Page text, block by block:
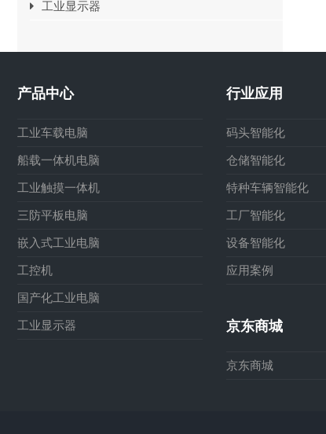
工业显示器
产品中心
工业车载电脑
船载一体机电脑
工业触摸一体机
三防平板电脑
嵌入式工业电脑
工控机
国产化工业电脑
工业显示器
行业应用
码头智能化
仓储智能化
特种车辆智能化
工厂智能化
设备智能化
应用案例
京东商城
京东商城